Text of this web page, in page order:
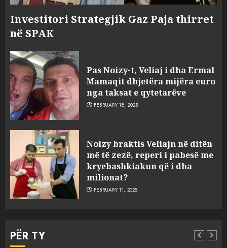
Investitori Strategjik Gaz Paja thirret
në SPAK
Pas Noizy-t, Veliaj i dha Ermal
Mamaqit dhjetëra mijëra euro
nga taksat e qytetarëve
FEBRUARY 18, 2025
Noizy braktis Veliajn në ditën
më të zezë, reperi i pabesë me
kryebashkiakun që i dha
milionat?
FEBRUARY 11, 2025
PËR TY
3
sulmuan “One Albania”,
ngjarja u fsheh. A u vodhën
serverat?
MARCH 25, 2025